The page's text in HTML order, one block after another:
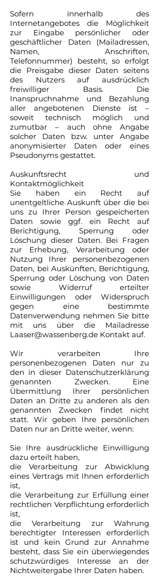
Sofern innerhalb des
Internetangebotes die Möglichkeit
zur Eingabe persönlicher oder
geschäftlicher Daten (Mailadressen,
Namen, Anschriften,
Telefonnummer) besteht, so erfolgt
die Preisgabe dieser Daten seitens
des Nutzers auf ausdrücklich
freiwilliger Basis. Die
Inanspruchnahme und Bezahlung
aller angebotenen Dienste ist –
soweit technisch möglich und
zumutbar – auch ohne Angabe
solcher Daten bzw. unter Angabe
anonymisierter Daten oder eines
Pseudonyms gestattet.
Auskunftsrecht und
Kontaktmöglichkeit
Sie haben ein Recht auf
unentgeltliche Auskunft über die bei
uns zu Ihrer Person gespeicherten
Daten sowie ggf. ein Recht auf
Berichtigung, Sperrung oder
Löschung dieser Daten. Bei Fragen
zur Erhebung, Verarbeitung oder
Nutzung Ihrer personenbezogenen
Daten, bei Auskünften, Berichtigung,
Sperrung oder Löschung von Daten
sowie Widerruf erteilter
Einwilligungen oder Widerspruch
gegen eine bestimmte
Datenverwendung nehmen Sie bitte
mit uns über die Mailadresse
Laaser@wassenberg.de Kontakt auf.
Wir verarbeiten Ihre
personenbezogenen Daten nur zu
den in dieser Datenschutzerklärung
genannten Zwecken. Eine
Übermittlung Ihrer persönlichen
Daten an Dritte zu anderen als den
genannten Zwecken findet nicht
statt. Wir geben Ihre persönlichen
Daten nur an Dritte weiter, wenn:
Sie Ihre ausdrückliche Einwilligung
dazu erteilt haben,
die Verarbeitung zur Abwicklung
eines Vertrags mit Ihnen erforderlich
ist,
die Verarbeitung zur Erfüllung einer
rechtlichen Verpflichtung erforderlich
ist,
die Verarbeitung zur Wahrung
berechtigter Interessen erforderlich
ist und kein Grund zur Annahme
besteht, dass Sie ein überwiegendes
schutzwürdiges Interesse an der
Nichtweitergabe Ihrer Daten haben.